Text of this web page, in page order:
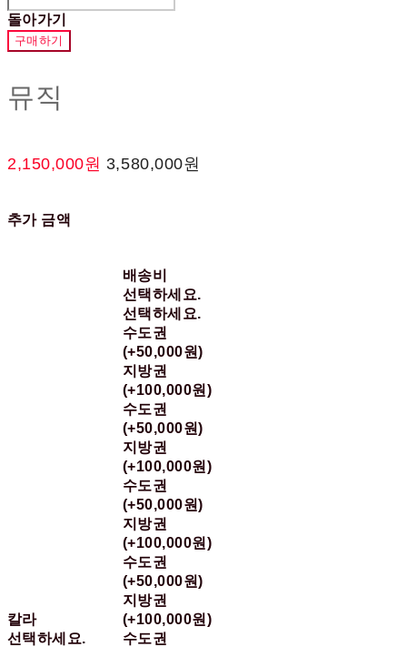
돌아가기
구매하기
뮤직
2,150,000원 3,580,000원
추가 금액
칼라
선택하세요.
배송비
선택하세요.
선택하세요.
수도권
(+50,000원)
지방권
(+100,000원)
수도권
(+50,000원)
지방권
(+100,000원)
수도권
(+50,000원)
지방권
(+100,000원)
수도권
(+50,000원)
지방권
(+100,000원)
수도권